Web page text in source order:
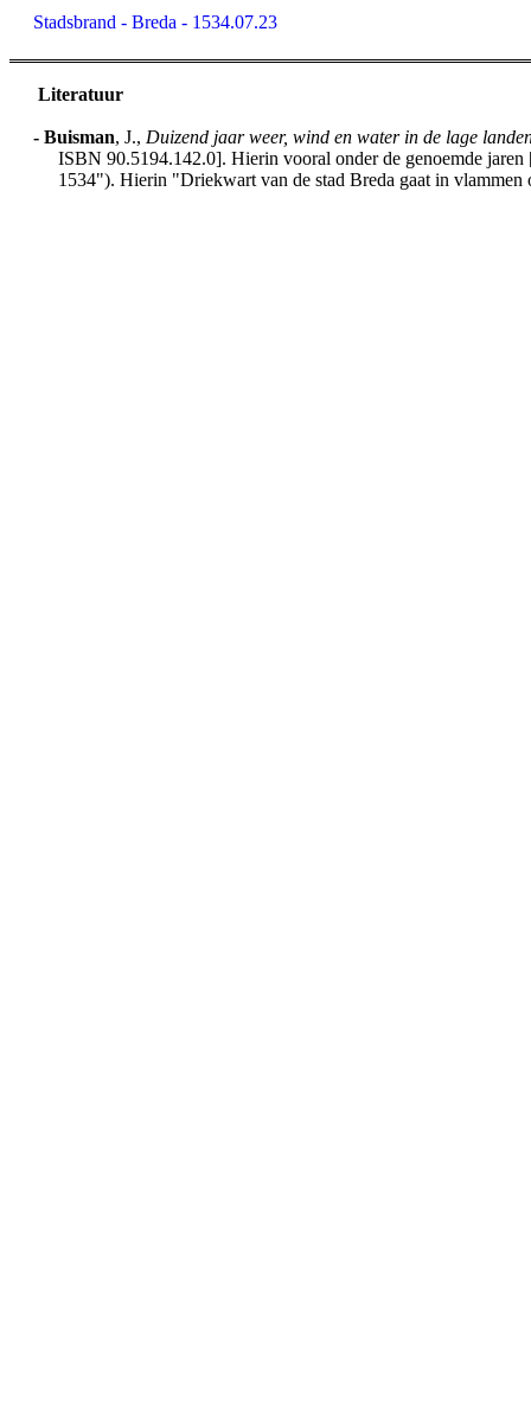
Stadsbrand - Breda - 1534.07.23
Literatuur
- Buisman, J., Duizend jaar weer, wind en water in de lage
ISBN 90.5194.142.0]. Hierin vooral onder de genoemde
1534"). Hierin "Driekwart van de stad Breda gaat in